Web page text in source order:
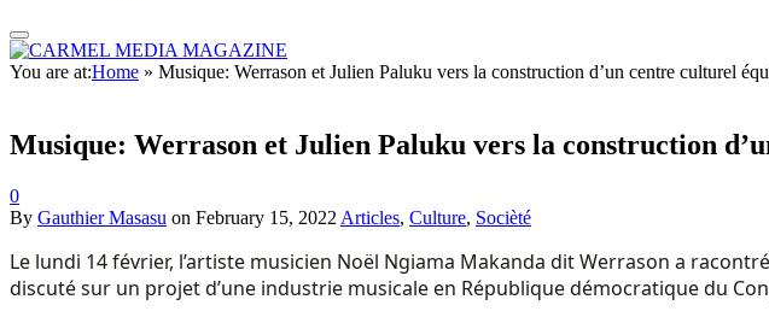
You are at:Home » Musique: Werrason et Julien Paluku vers la construction d’un centre culturel
Musique: Werrason et Julien Paluku vers la construction
0
By Gauthier Masasu on February 15, 2022 Articles, Culture, Socièté
Le lundi 14 février, l’artiste musicien Noël Ngiama Makanda dit Werrason a
discuté sur un projet d’une industrie musicale en République démocratique du